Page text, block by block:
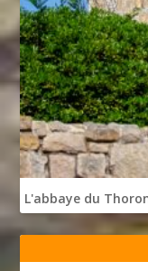
L'abbaye du